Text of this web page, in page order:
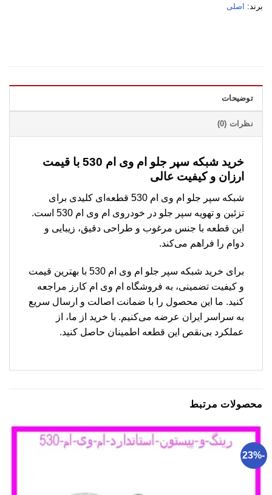
برند: اصلی
توضیحات
نظرات (0)
خرید شبکه سپر جلو ام وی ام 530 با قیمت
ارزان و کیفیت عالی
شبکه سپر جلو ام وی ام 530 قطعه‌ای کلیدی برای
تزئین و تهویه سپر جلو در خودروی ام وی ام 530 است.
این قطعه با جنس مرغوب و طراحی دقیق، زیبایی و
دوام را فراهم می‌کند.
برای خرید شبکه سپر جلو ام وی ام 530 با بهترین قیمت
و کیفیت تضمینی، به فروشگاه ام وی ام کارز مراجعه
کنید. ما این محصول را با ضمانت اصالت و ارسال سریع
به سراسر ایران عرضه می‌کنیم. با خرید از ما، از
عملکرد بی‌نقص این قطعه اطمینان حاصل کنید.
محصولات مرتبط
-23%